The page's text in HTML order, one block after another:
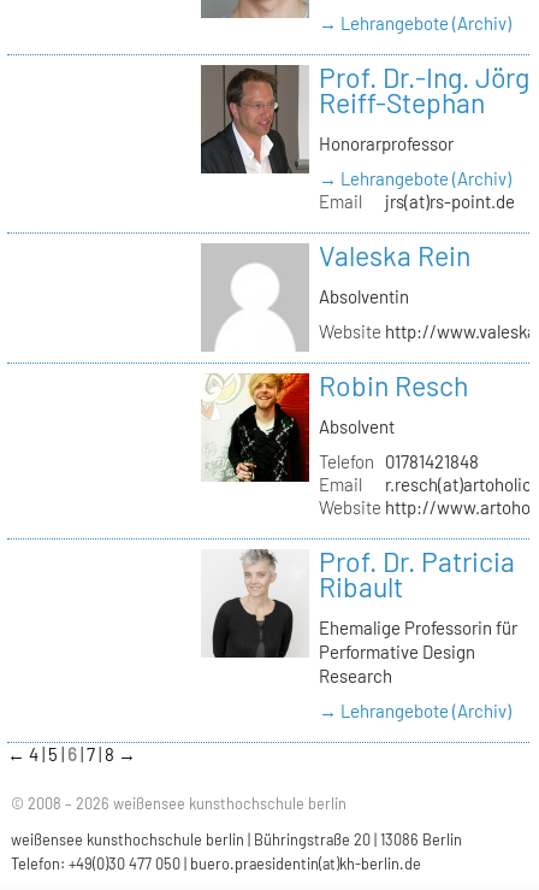
→ Lehrangebote (Archiv)
Prof. Dr.-Ing. Jörg
Reiff-Stephan
Honorarprofessor
→ Lehrangebote (Archiv)
Email
jrs(at)rs-point.de
Valeska Rein
Absolventin
Website http://
Robin Resch
Absolvent
Telefon
01781421848
Email
Website http://
Prof. Dr. Patricia
Ribault
Ehemalige Professorin für
Performative Design
Research
→ Lehrangebote (Archiv)
← 4 5 6 7 8 →
© 2008 – 2026 weißensee kunsthochschule berlin
weißensee kunsthochschule berlin | Bühringstraße 20 | 13086 Berlin
Telefon: +49(0)30 477 050 | buero.praesidentin(at)kh-berlin.de